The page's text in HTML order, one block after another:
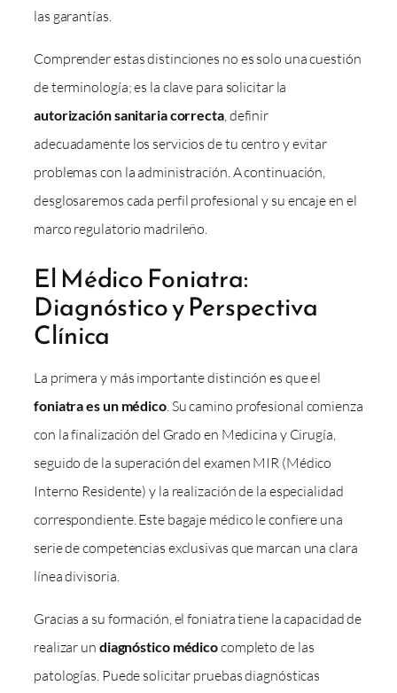
las garantías.
Comprender estas distinciones no es solo una cuestión
de terminología; es la clave para solicitar la
autorización sanitaria correcta, definir
adecuadamente los servicios de tu centro y evitar
problemas con la administración. A continuación,
desglosaremos cada perfil profesional y su encaje en el
marco regulatorio madrileño.
El Médico Foniatra:
Diagnóstico y Perspectiva
Clínica
La primera y más importante distinción es que el
foniatra es un médico. Su camino profesional comienza
con la finalización del Grado en Medicina y Cirugía,
seguido de la superación del examen MIR (Médico
Interno Residente) y la realización de la especialidad
correspondiente. Este bagaje médico le confiere una
serie de competencias exclusivas que marcan una clara
línea divisoria.
Gracias a su formación, el foniatra tiene la capacidad de
realizar un diagnóstico médicocompleto de las
patologías. Puede solicitar pruebas diagnósticas